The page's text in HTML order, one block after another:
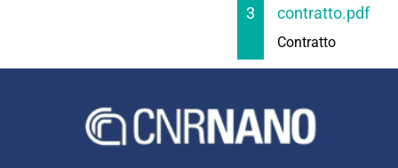
3 contratto.pdf
Contratto